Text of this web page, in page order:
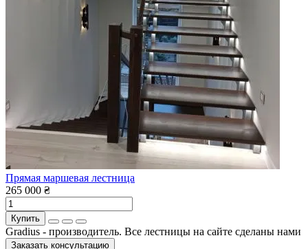
Прямая маршевая лестница
265 000 ₴
Купить
Gradius - производитель. Все лестницы на сайте сделаны нами
Заказать консультацию